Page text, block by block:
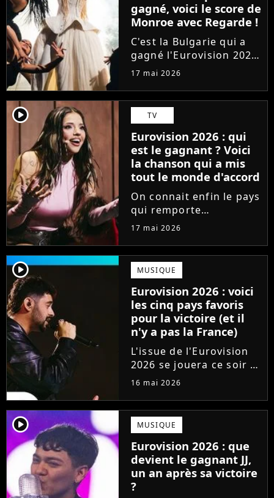
gagné, voici le score de
Monroe avec Regarde !
C'est la Bulgarie qui a
gagné l'Eurovision 2026
à la surprise générale.
la France, qui était
représentée par la
chanteuse Monroe avec
le titre lyrique
"Regarde"...
17 mai 2026
player2 TV
Eurovision 2026 : qui
est le gagnant ? Voici
la chanson qui a mis
tout le monde d'accord
On connait enfin le pays
qui remporte
l'Eurovision 2026 ! Un
Love pour l'Autriche, qui
soulève le trophée et
surclasse toute la
concurrence ?
17 mai 2026
player2 MUSIQUE
Eurovision 2026 : voici
les cinq pays favoris
pour la victoire (et il
n'y a pas la France)
L'issue de l'Eurovision
2026 se jouera ce soir !
En direct de Vienne, les
finale du concours vont
s'affronter pour gagner
le coeur du jury et du
public. Qui...
16 mai 2026
player2 MUSIQUE
Eurovision 2026 : que
devient le gagnant JJ,
un an après sa victoire
?